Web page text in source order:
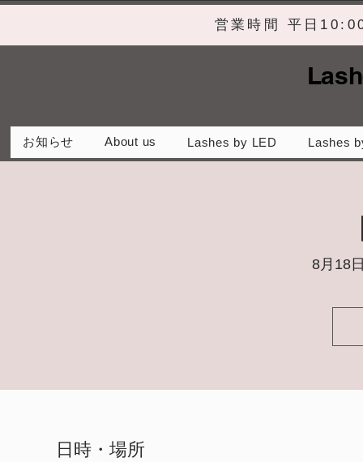
営業時間 平日
お知らせ About us Lashes by LED Lashes
8月18
日時・場所